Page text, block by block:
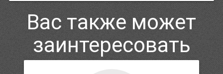
Вас также может
заинтересовать